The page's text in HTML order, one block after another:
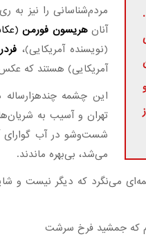
هـ .
مردم‌شناسانی را نیز به
آنانهریسون فورمن
(نویسنده آمریکایی)،
آمریکایی) هستند که
این چشمه
تهران و آسیب به
شست‌وشو در آب گوارای
می‌شد، بی‌بهره ماندند.
می‌نگرد که دیگر نیست و
که جمشید فرخ سرشت